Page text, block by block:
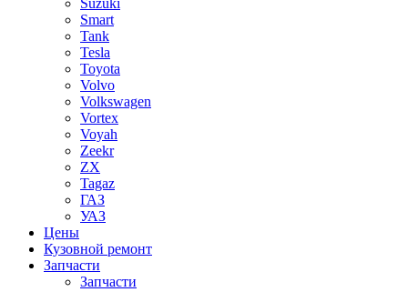
Suzuki
Smart
Tank
Tesla
Toyota
Volvo
Volkswagen
Vortex
Voyah
Zeekr
ZX
Tagaz
ГАЗ
УАЗ
Цены
Кузовной ремонт
Запчасти
Запчасти